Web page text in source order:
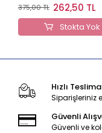
375,00 TL 262,50 TL
Stokta Yok
Hızlı
Siparişleriniz
Güvenli
Güvenli ve